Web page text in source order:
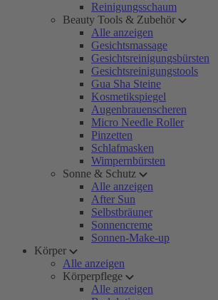
Reinigungsschaum
Beauty Tools & Zubehör
Alle anzeigen
Gesichtsmassage
Gesichtsreinigungsbürsten
Gesichtsreinigungstools
Gua Sha Steine
Kosmetikspiegel
Augenbrauenscheren
Micro Needle Roller
Pinzetten
Schlafmasken
Wimpernbürsten
Sonne & Schutz
Alle anzeigen
After Sun
Selbstbräuner
Sonnencreme
Sonnen-Make-up
Körper
Alle anzeigen
Körperpflege
Alle anzeigen